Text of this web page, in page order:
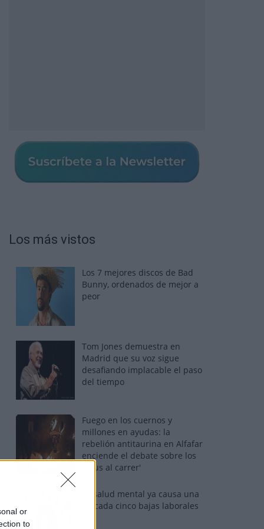
or
to
Los más vistos
Los 7 mejores discos de Bad
Bunny, ordenados de mejor a
peor
Tom Jones demuestra en
Madrid que su voz sigue
desafiando implacable el paso
del tiempo
Fuego en los cuernos y
millones en ayudas: la
rebelión antitaurina en Alfafar
enciende el debate sobre los
'bous al carrer'
La salud mental ya causa una
de cada cinco bajas laborales